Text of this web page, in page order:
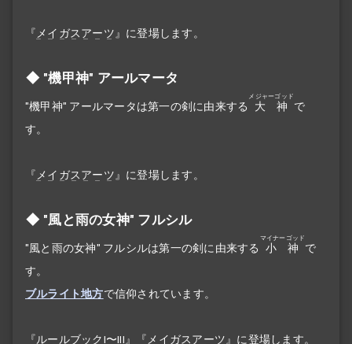
『メイガスアーツ』に登場します。
"機甲神" アールマータ
"機甲神" アールマータは第一の剣に由来する 大神
メジャーゴッド
で
す。
『メイガスアーツ』に登場します。
"風と雨の女神" フルシル
"風と雨の女神" フルシルは第一の剣に由来する 小神
マイナーゴッド
で
す。
ブルライト地方で信仰されています。
『ルールブックI〜III』『メイガスアーツ』に登場します。